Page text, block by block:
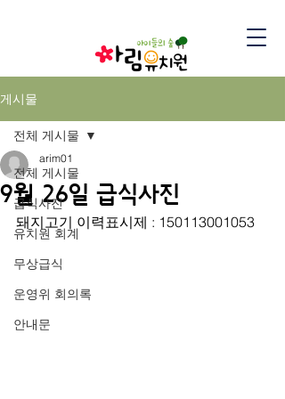
게시물
전체 게시물
급식사진
유치원 회계
무상급식
운영위 회의록
안내문
전체 게시물
9월 26일 급식사진
arim01
돼지고기 이력표시제 : 150113001053